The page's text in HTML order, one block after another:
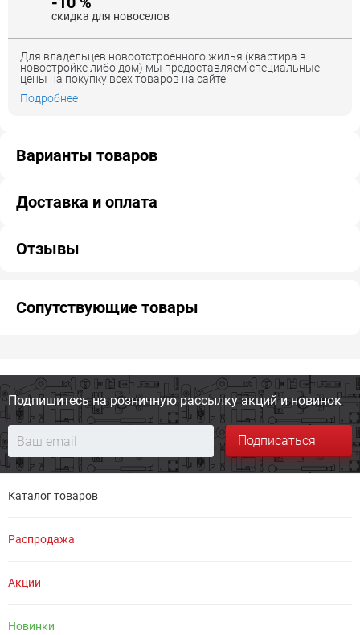
скидка для новоселов
Для владельцев новоотстроенного жилья (квартира в
новостройке либо дом) мы предоставляем специальные
цены на покупку всех товаров на сайте.
Подробнее
Варианты товаров
Доставка и оплата
Отзывы
Сопутствующие товары
Подпишитесь на розничную рассылку акций и новинок
Подписаться
Каталог товаров
Распродажа
Акции
Новинки